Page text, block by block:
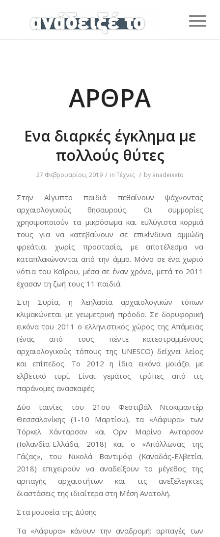
ΆΡΘΡΑ
Ενα διαρκές έγκλημα με
πολλούς θύτες
27 Φεβρουαρίου, 2019 / in Τέχνες / by anadeixeto
Στην Αίγυπτο παιδιά πεθαίνουν ψάχνοντας
αρχαιολογικούς θησαυρούς. Οι συμμορίες
χρησιμοποιούν τα μικρόσωμα και ευλύγιστα κορμιά
τους για να κατεβαίνουν σε επικίνδυνα αμμώδη
φρεάτια, χωρίς προστασία, με αποτέλεσμα να
καταπλακώνονται από την άμμο. Μόνο σε ένα χωριό
νότια του Καΐρου, μέσα σε έναν χρόνο, μετά το 2011
έχασαν τη ζωή τους 11 παιδιά.
Στη Συρία, η λεηλασία αρχαιολογικών τόπων
κλιμακώνεται με γεωμετρική πρόοδο. Σε δορυφορική
εικόνα του 2011 ο ελληνιστικός χώρος της Απάμειας
(ένας από τους πέντε κατεστραμμένους
αρχαιολογικούς τόπους της UNESCO) δείχνει λείος
και επίπεδος. Το 2012 η ίδια εικόνα μοιάζει με
ελβετικό τυρί. Είναι γεμάτος τρύπες από τις
παράνομες ανασκαφές.
Δύο ταινίες του 21ου Φεστιβάλ Ντοκιμαντέρ
Θεσσαλονίκης (1-10 Μαρτίου), τα «Λάφυρα» των
Τόρκελ Χάνταρσον και Ορν Μαρίνο Ανταρσον
(Ισλανδία-Ελλάδα, 2018) και ο «Απόλλωνας της
Γάζας», του Νικολά Βαντιμόφ (Καναδάς-Ελβετία,
2018) επιχειρούν να αναδείξουν το μέγεθος της
αρπαγής αρχαιοτήτων και τις ανεξέλεγκτες
διαστάσεις της ιδιαίτερα στη Μέση Ανατολή.
Στα μουσεία της Δύσης
Τα «Λάφυρα» κάνουν την αναδρομή: αρπαγές των